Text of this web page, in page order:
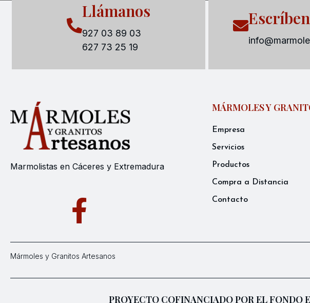
Llámanos
927 03 89 03
627 73 25 19
Marmolistas en Cáceres y Extremadura
MÁRMOLES Y
Empresa
Servicios
Productos
Compra a Distancia
Contacto
Mármoles y Granitos Artesanos
PROYECTO COFINANCIADO POR EL FONDO